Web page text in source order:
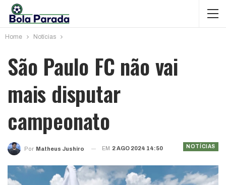
Home Notícias
São Paulo FC não vai
mais disputar
campeonato
NOTÍCIAS
Por Matheus Jushiro EM 2 AGO 2024 14:50